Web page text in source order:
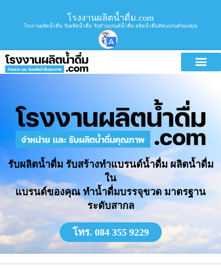
โรงงานผลิตน้ำดื่ม.com
โรงงานผลิตน้ำดื่ม รับผลิตน้ำดื่ม รับทำแบรนด์น้ำดื่ม ผลิตน้ำดื่มติดแบรนด์ของคุณ
รับผลิตน้ำดื่ม รับสร้างทำแบรนด์น้ำดื่ม ผลิตน้ำดื่ม
ใน
แบรนด์ของคุณ ทำน้ำดื่มบรรจุขวด มาตรฐาน
ระดับสากล
โทร. 084 355 9229